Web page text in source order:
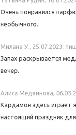
Очень понравился
необычного.
Mилана У., 25.07.2023:
Запах раскрывается
вечер.
Алиса Mедвинова,
Кардамон здесь играет
настоящий праздник для